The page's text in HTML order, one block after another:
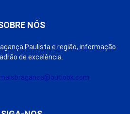
NÓS
Paulista e região, informação
de excelência.